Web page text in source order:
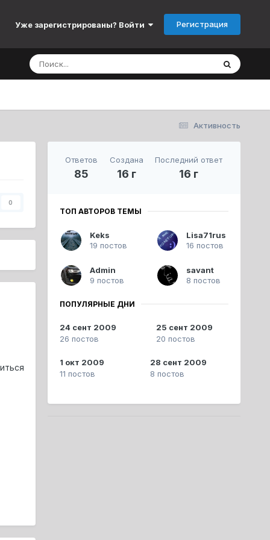
Уже зарегистрированы? Войти Регистрация
Активность
0
Ответов
85
Создана
16 г
Последний ответ
16 г
ТОП АВТОРОВ ТЕМЫ
Keks
19 постов
Lisa71rus
16 постов
Admin
9 постов
savant
8 постов
ПОПУЛЯРНЫЕ ДНИ
24 сент 2009
26 постов
25 сент 2009
20 постов
1 окт 2009
11 постов
28 сент 2009
8 постов